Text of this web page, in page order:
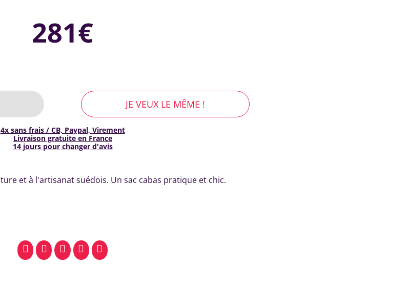
281€
JE VEUX LE MÊME !
4x sans frais / CB, Paypal, Virement
Livraison gratuite en France
14 jours pour changer d'avis
et à l'artisanat suédois. Un sac cabas pratique et chic.
facebookpinterestwhatsapp
SMS email